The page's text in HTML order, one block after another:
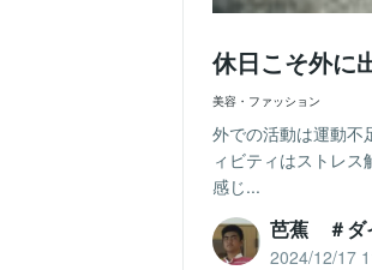
休日こそ外に
美容・ファッション
外での活動は運動不
ィビティはストレ
感じ...
芭蕉 ＃ダ
2024/12/17